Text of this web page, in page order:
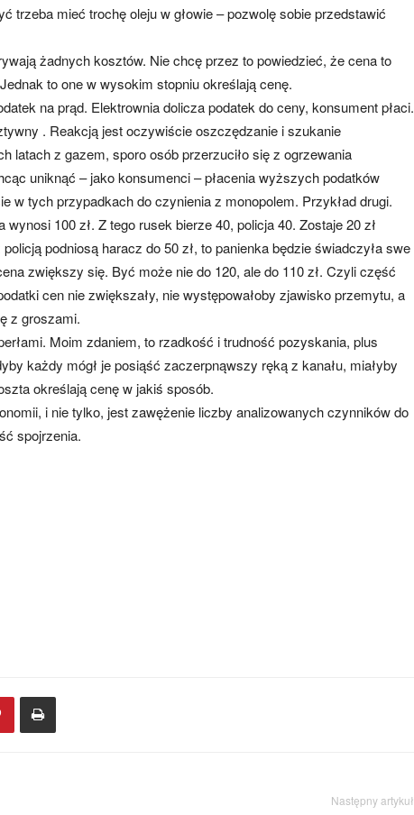
trzeba mieć trochę oleju w głowie – pozwolę sobie przedstawić
żadnych kosztów. Nie chcę przez to powiedzieć, że cena to
to one w wysokim stopniu określają cenę.
na prąd. Elektrownia dolicza podatek do ceny, konsument płaci.
. Reakcją jest oczywiście oszczędzanie i szukanie
latach z gazem, sporo osób przerzuciło się z ogrzewania
uniknąć – jako konsumenci – płacenia wyższych podatków
w tych przypadkach do czynienia z monopolem. Przykład drugi.
wynosi 100 zł. Z tego rusek bierze 40, policja 40. Zostaje 20 zł
podniosą haracz do 50 zł, to panienka będzie świadczyła swe
zwiększy się. Być może nie do 120, ale do 110 zł. Czyli część
cen nie zwiększały, nie występowałoby zjawisko przemytu, a
z groszami.
Moim zdaniem, to rzadkość i trudność pozyskania, plus
każdy mógł je posiąść zaczerpnąwszy ręką z kanału, miałyby
określają cenę w jakiś sposób.
i nie tylko, jest zawężenie liczby analizowanych czynników do
spojrzenia.
Następny artykuł